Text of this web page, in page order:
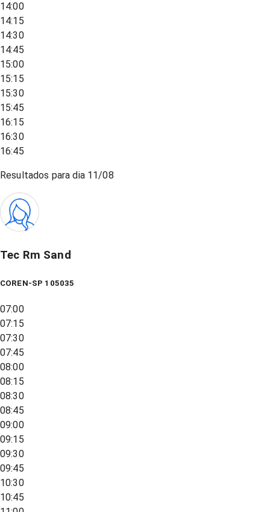
14:00
14:15
14:30
14:45
15:00
15:15
15:30
15:45
16:15
16:30
16:45
Resultados para dia 11/08
Tec Rm Sand
COREN-SP 105035
07:00
07:15
07:30
07:45
08:00
08:15
08:30
08:45
09:00
09:15
09:30
09:45
10:30
10:45